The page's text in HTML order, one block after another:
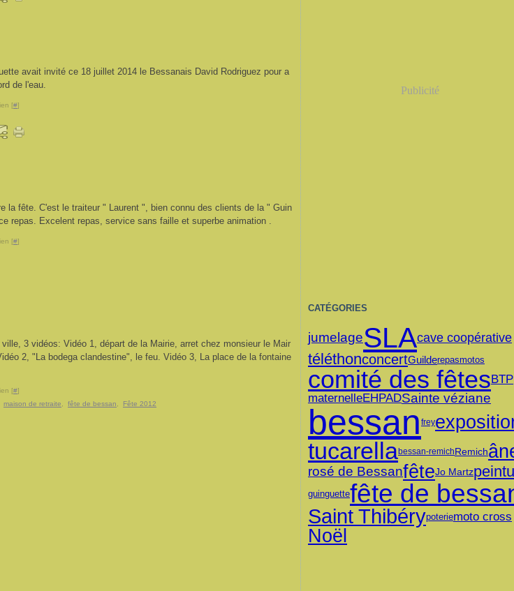
avait invité ce 18 juillet 2014 le Bessanais David Rodriguez pour a
de l'eau.
[#]
la fête. C'est le traiteur " Laurent ", bien connu des clients de la " Guin
repas. Excelent repas, service sans faille et superbe animation .
[#]
3 vidéos: Vidéo 1, départ de la Mairie, arret chez monsieur le Mair
2, "La bodega clandestine", le feu. Vidéo 3, La place de la fontaine
[#]
maison de retraite fête de bessan Fête 2012
Publicité
CATÉGORIES
jumelageSLAcave coopérative
téléthonconcertGuilderepasmotos
comité des fêtesBTP
maternelleEHPADSainte véziane
bessan frey
tucarellabessan-remichRemich
rosé de BessanfêteJo Martz
guinguettefête de
Saint Thibérypoteriemoto cross
Noël